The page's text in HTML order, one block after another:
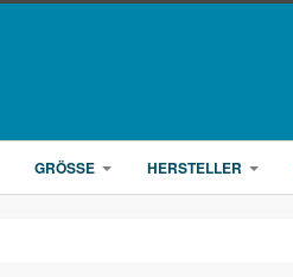
GRÖSSE HERSTELLER